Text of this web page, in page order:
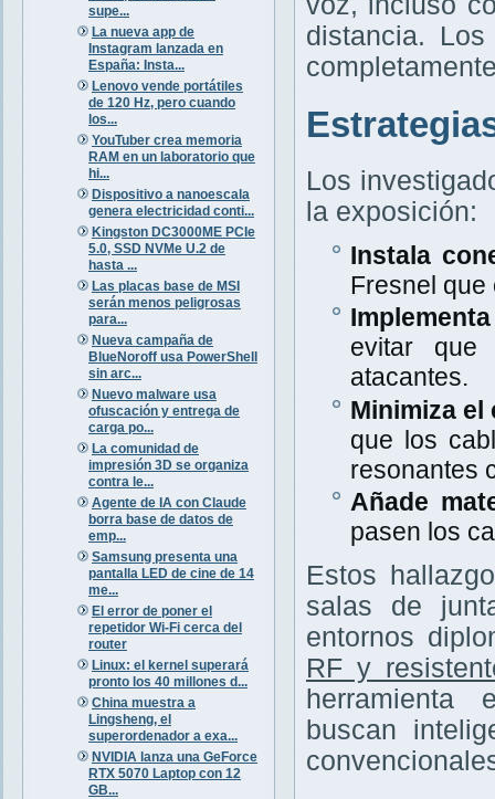
supe...
La nueva app de
Instagram lanzada en
España: Insta...
Lenovo vende portátiles
de 120 Hz, pero cuando
los...
YouTuber crea memoria
RAM en un laboratorio que
hi...
Dispositivo a nanoescala
genera electricidad conti...
Kingston DC3000ME PCIe
5.0, SSD NVMe U.2 de
hasta ...
Las placas base de MSI
serán menos peligrosas
para...
Nueva campaña de
BlueNoroff usa PowerShell
sin arc...
Nuevo malware usa
ofuscación y entrega de
carga po...
La comunidad de
impresión 3D se organiza
contra le...
Agente de IA con Claude
borra base de datos de
emp...
Samsung presenta una
pantalla LED de cine de 14
me...
El error de poner el
repetidor Wi-Fi cerca del
router
Linux: el kernel superará
pronto los 40 millones d...
China muestra a
Lingsheng, el
superordenador a exa...
NVIDIA lanza una GeForce
RTX 5070 Laptop con 12
GB...
distancia.
Los
la exposición:
Instala
Fresnel que
evitar que
atacantes.
Minimiza el
que los
resonantes
Añade
pasen los
Estos
salas de
entornos
RF y
herramienta
buscan